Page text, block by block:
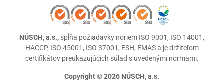
NÚSCH, a.s., spĺňa požiadavky noriem ISO 9001, ISO 14001,
HACCP, ISO 45001, ISO 37001, ESH, EMAS a je držiteľom
certifikátov preukazujúcich súlad s uvedenými normami.
Copyright © 2026 NÚSCH, a.s.